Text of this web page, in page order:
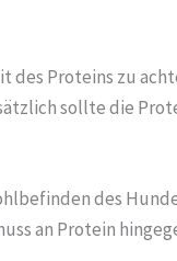
Proteins zu
sollte die
des
an Protein